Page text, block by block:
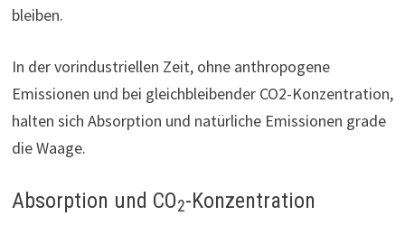
bleiben.
In der vorindustriellen Zeit, ohne anthropogene
Emissionen und bei gleichbleibender CO2-Konzentration,
halten sich Absorption und natürliche Emissionen grade
die Waage.
Absorption und CO2-Konzentration